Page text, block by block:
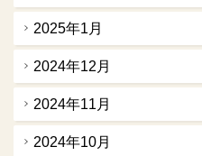
2025年1月
2024年12月
2024年11月
2024年10月